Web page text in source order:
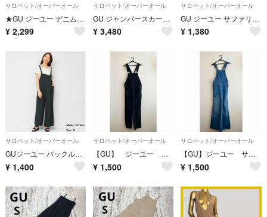
サロペット/オーバーオール
★GU ジーユー デニムサロペットストレートパンツ オーバーオール 大きいサイズ
¥ 2,299
サロペット/オーバーオール
GU ジャンパースカート ジャンパードレス 膝丈 M 黒 前ボタン シンプル
¥ 3,480
サロペット/オーバーオール
GU ジーユー サファリジャンプスーツ S ベージュ オールインワン
¥ 1,380
サロペット/オーバーオール
GUジーユー バックル付きサロペットワイドパンツ DARK GRAY Mサイズ
¥ 1,400
サロペット/オーバーオール
【GU】 ジーユー サロペット ブラック
¥ 1,500
サロペット/オーバーオール
【GU】ジーユー サロペット Sサイズ
¥ 1,500